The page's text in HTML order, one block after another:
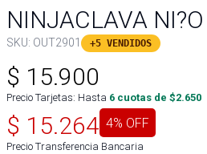
NINJACLAVA NI?O
SKU: OUT2901 +5 VENDIDOS
$ 15.900
Precio Tarjetas: Hasta 6 cuotas de $2.650
$ 15.264 4% OFF
Precio Transferencia Bancaria